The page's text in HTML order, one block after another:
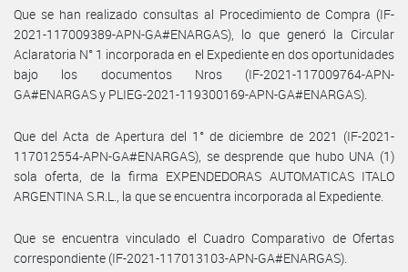
Que se han realizado consultas al Procedimiento de Compra (IF-
2021-117009389-APN-GA#ENARGAS), lo que generó la Circular
Aclaratoria N° 1 incorporada en el Expediente en dos oportunidades
bajo los documentos Nros (IF-2021-117009764-APN-
GA#ENARGAS y PLIEG-2021-119300169-APN-GA#ENARGAS).
Que del Acta de Apertura del 1° de diciembre de 2021 (IF-2021-
117012554-APN-GA#ENARGAS), se desprende que hubo UNA (1)
sola oferta, de la firma EXPENDEDORAS AUTOMATICAS ITALO
ARGENTINA S.R.L., la que se encuentra incorporada al Expediente.
Que se encuentra vinculado el Cuadro Comparativo de Ofertas
correspondiente (IF-2021-117013103-APN-GA#ENARGAS).